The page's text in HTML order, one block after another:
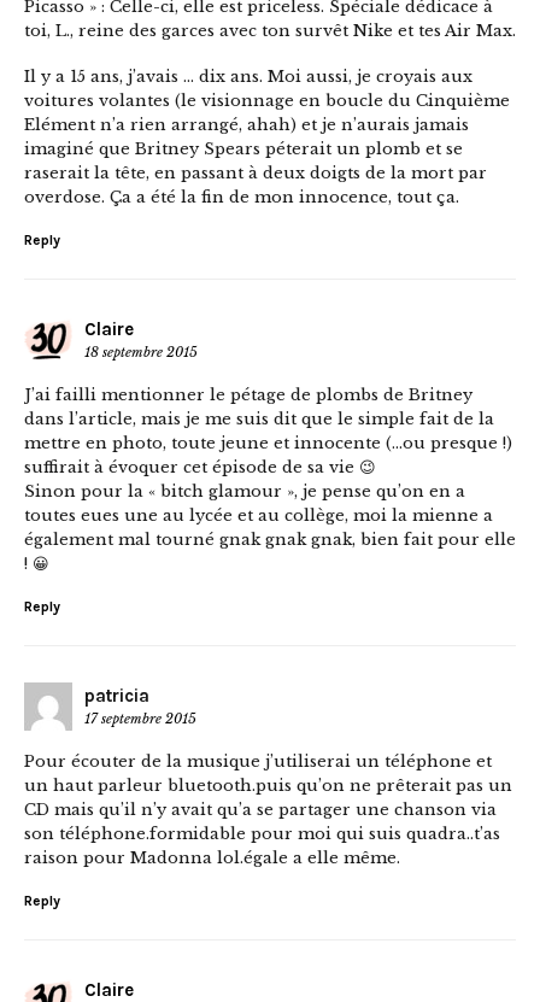
Picasso » : Celle-ci, elle est priceless. Spéciale dédicace à
toi, L., reine des garces avec ton survêt Nike et tes Air Max.
Il y a 15 ans, j’avais … dix ans. Moi aussi, je croyais aux
voitures volantes (le visionnage en boucle du Cinquième
Elément n’a rien arrangé, ahah) et je n’aurais jamais
imaginé que Britney Spears péterait un plomb et se
raserait la tête, en passant à deux doigts de la mort par
overdose. Ça a été la fin de mon innocence, tout ça.
Reply
Claire
18 septembre 2015
J’ai failli mentionner le pétage de plombs de Britney
dans l’article, mais je me suis dit que le simple fait de la
mettre en photo, toute jeune et innocente (…ou presque !)
suffirait à évoquer cet épisode de sa vie 😉
Sinon pour la « bitch glamour », je pense qu’on en a
toutes eues une au lycée et au collège, moi la mienne a
également mal tourné gnak gnak gnak, bien fait pour elle
! 😀
Reply
patricia
17 septembre 2015
Pour écouter de la musique j’utiliserai un téléphone et
un haut parleur bluetooth.puis qu’on ne prêterait pas un
CD mais qu’il n’y avait qu’a se partager une chanson via
son téléphone.formidable pour moi qui suis quadra..t’as
raison pour Madonna lol.égale a elle même.
Reply
Claire